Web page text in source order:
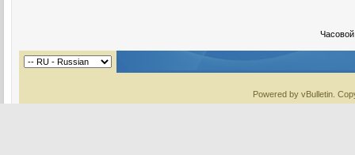
Powered by vBulletin.